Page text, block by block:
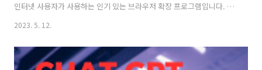
인터넷 사용자가 사용하는 인기 있는 브라우저 확장 프로그램입니다. 이
확장 프로그램은 사용자가 즐겨 찾는 웹사이트, 북마크 및 검색 엔진에
중에 오류가 발생하고 있습니다. 영어환경에서 최적화된 chatGPT의 자
동 번역 기능으로 편리함을 제공해 주었는데 종종 실행이 되지 않고 있습
2023. 5. 12.